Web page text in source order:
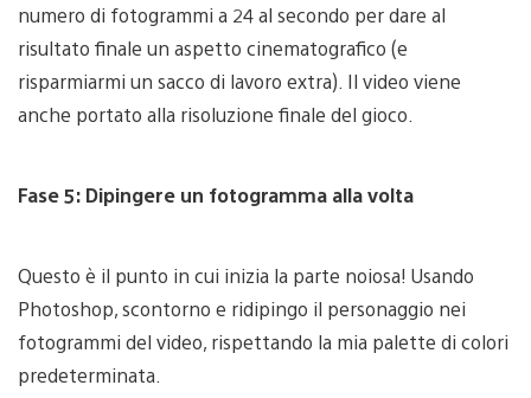
numero di fotogrammi a 24 al secondo per dare al
risultato finale un aspetto cinematografico (e
risparmiarmi un sacco di lavoro extra). Il video viene
anche portato alla risoluzione finale del gioco.
Fase 5: Dipingere un fotogramma alla volta
Questo è il punto in cui inizia la parte noiosa! Usando
Photoshop, scontorno e ridipingo il personaggio nei
fotogrammi del video, rispettando la mia palette di colori
predeterminata.